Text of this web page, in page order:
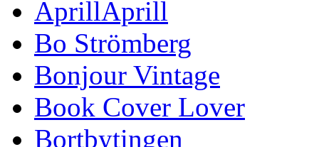
AprillAprill
Bo Strömberg
Bonjour Vintage
Book Cover Lover
Bortbytingen